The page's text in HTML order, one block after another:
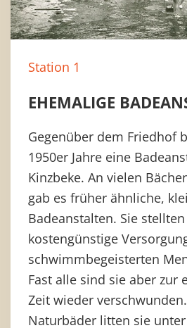
Station 1
EHEMALIGE
Gegenüber dem Friedhof
1950er Jahre eine
Kinzbeke. An vielen
gab es früher ähnliche,
Badeanstalten. Sie
kostengünstige
schwimmbegeisterten
Fast alle sind sie aber zur
Zeit wieder
Naturbäder litten sie